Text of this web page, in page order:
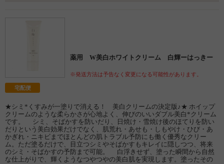
薬用 W美白ホワイトクリーム 白輝ーはっきー
※発送方法は予告なく変更になる可能性があります。
宅配便
★シミ*くすみが一塗りで消える！ 美白クリームの決定版♪★ ホイップ
クリームのような柔らかさが心地よく、伸びのいいダブル美白*クリーム
です。 シミ、そばかすを防いだり、日焼け・雪焼け後のほてりを防い
だりという美白効果だけでなく、肌荒れ・あせも・しもやけ・ひび・あ
かぎれ・ニキビまでほとんどの肌トラブル予防にも働く優秀なクリー
ム。ただ塗るだけで、目立つシミやそばかすもキレイに隠しつつ、将来
のシミ・そばかすの予防まで可能。 白浮きせず、塗った瞬間から自然
な仕上がりで、輝くようなつやつやの美白肌を実現します。塗ったその